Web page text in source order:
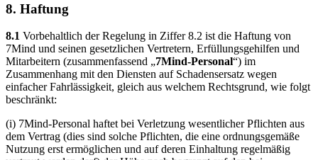
8. Haftung
8.1 Vorbehaltlich der Regelung in Ziffer 8.2 ist die Haftung von
7Mind und seinen gesetzlichen Vertretern, Erfüllungsgehilfen und
Mitarbeitern (zusammenfassend „7Mind-Personal“) im
Zusammenhang mit den Diensten auf Schadensersatz wegen
einfacher Fahrlässigkeit, gleich aus welchem Rechtsgrund, wie folgt
beschränkt:
(i) 7Mind-Personal haftet bei Verletzung wesentlicher Pflichten aus
dem Vertrag (dies sind solche Pflichten, die eine ordnungsgemäße
Nutzung erst ermöglichen und auf deren Einhaltung regelmäßig